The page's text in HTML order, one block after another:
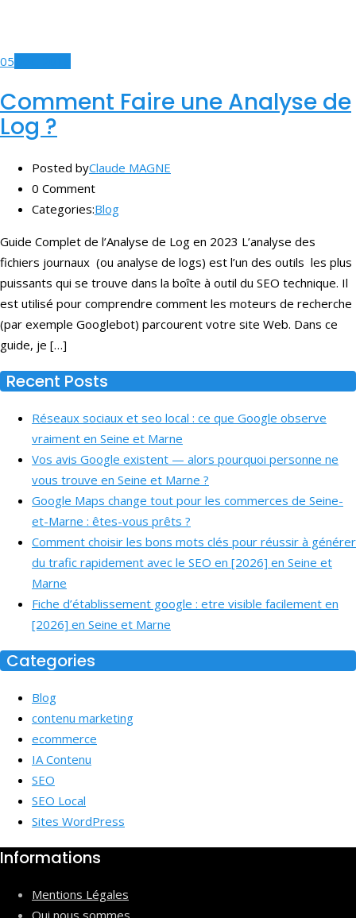
05
Comment Faire une Analyse de
Log ?
Posted byClaude MAGNE
0 Comment
Categories:Blog
Guide Complet de l’Analyse de Log en 2023 L’analyse des
fichiers journaux (ou analyse de logs) est l’un des outils les plus
puissants qui se trouve dans la boîte à outil du SEO technique. Il
est utilisé pour comprendre comment les moteurs de recherche
(par exemple Googlebot) parcourent votre site Web. Dans ce
guide, je […]
Recent Posts
Réseaux sociaux et seo local : ce que Google observe
vraiment en Seine et Marne
Vos avis Google existent — alors pourquoi personne ne
vous trouve en Seine et Marne ?
Google Maps change tout pour les commerces de Seine-
et-Marne : êtes-vous prêts ?
Comment choisir les bons mots clés pour réussir à générer
du trafic rapidement avec le SEO en [2026] en Seine et
Marne
Fiche d’établissement google : etre visible facilement en
[2026] en Seine et Marne
Categories
Blog
contenu marketing
ecommerce
IA Contenu
SEO
SEO Local
Sites WordPress
Informations
Mentions Légales